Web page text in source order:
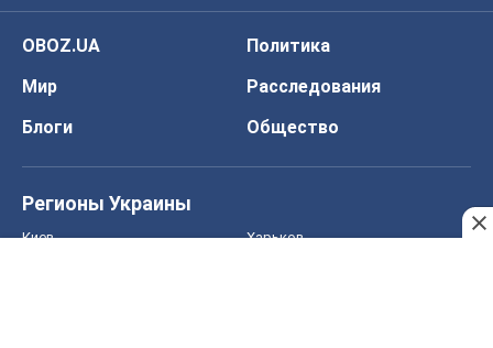
OBOZ.UA
Политика
Мир
Расследования
Блоги
Общество
Регионы Украины
Киев Харьков